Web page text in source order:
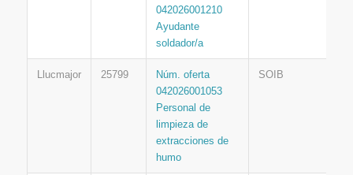
042026001210
Ayudante
soldador/a
Llucmajor 25799
Núm. oferta
042026001053
Personal de
limpieza de
extracciones de
humo
SOIB